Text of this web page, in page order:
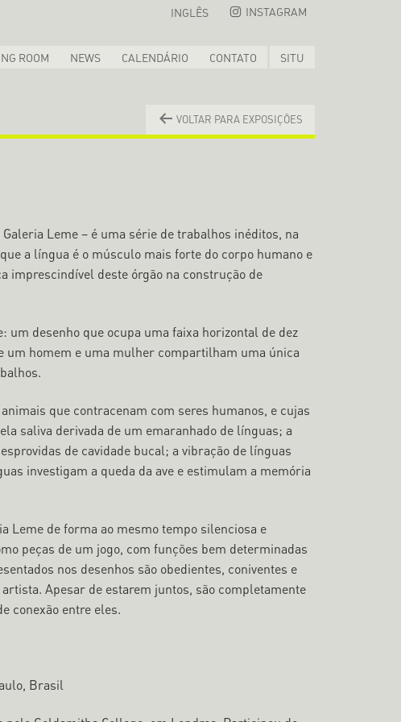
INGLÊS INSTAGRAM
ROOM NEWS CALENDÁRIO CONTATO SITU
VOLTAR PARA EXPOSIÇÕES
Leme – é uma série de trabalhos inéditos, na
a língua é o músculo mais forte do corpo humano e
imprescindível deste órgão na construção de
um desenho que ocupa uma faixa horizontal de dez
um homem e uma mulher compartilham uma única
que contracenam com seres humanos, e cujas
saliva derivada de um emaranhado de línguas; a
de cavidade bucal; a vibração de línguas
investigam a queda da ave e estimulam a memória
Leme de forma ao mesmo tempo silenciosa e
peças de um jogo, com funções bem determinadas
nos desenhos são obedientes, coniventes e
Apesar de estarem juntos, são completamente
conexão entre eles.
Brasil